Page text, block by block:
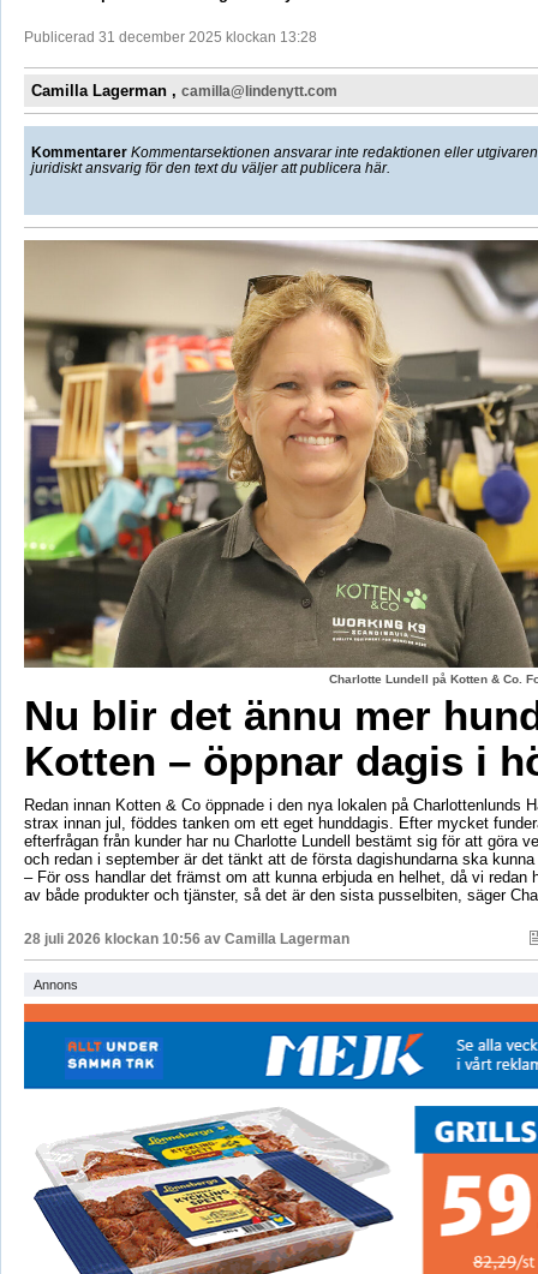
Publicerad 31 december 2025 klockan 13:28
Camilla Lagerman , camilla@lindenytt.com
Kommentarer Kommentarsektionen ansvarar inte redaktionen eller
juridiskt ansvarig för den text du väljer att publicera här.
Charlotte Lundell på Kotten & Co.
Nu blir det ännu mer
Kotten – öppnar dagis i
Redan innan Kotten & Co öppnade i den nya lokalen på Charlottenlunds
strax innan jul, föddes tanken om ett eget hunddagis. Efter mycket
efterfrågan från kunder har nu Charlotte Lundell bestämt sig för att göra
och redan i september är det tänkt att de första dagishundarna ska
– För oss handlar det främst om att kunna erbjuda en helhet, då vi redan
av både produkter och tjänster, så det är den sista pusselbiten, säger
28 juli 2026 klockan 10:56 av Camilla Lagerman
Annons